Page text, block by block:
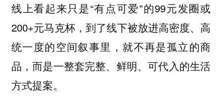
线上看起来只是“有点可爱”的99元发圈或
200+元马克杯，到了线下被放进高密度、高
统一度的空间叙事里，就不再是孤立的商
品，而是一整套完整、鲜明、可代入的生活
方式提案。